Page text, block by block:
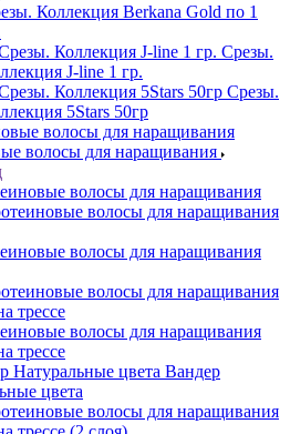
Коллекция Berkana Gold по 1
Срезы.
J-line 1 гр.
Срезы.
5Stars 50гр
волосы для наращивания
волосы для наращивания
волосы для наращивания
волосы для наращивания
трессе
Вандер
цвета